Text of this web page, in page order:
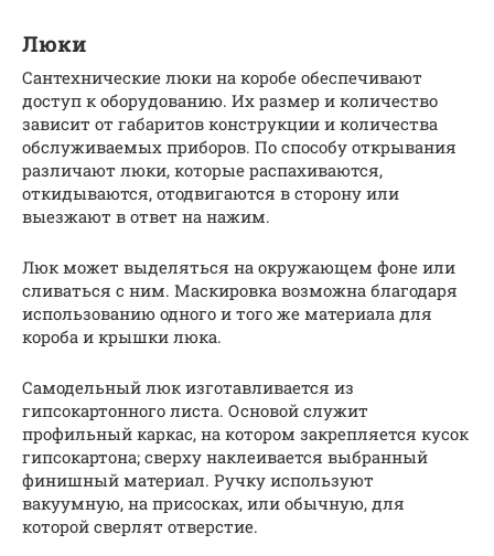
Люки
Сантехнические люки на коробе обеспечивают
доступ к оборудованию. Их размер и количество
зависит от габаритов конструкции и количества
обслуживаемых приборов. По способу открывания
различают люки, которые распахиваются,
откидываются, отодвигаются в сторону или
выезжают в ответ на нажим.
Люк может выделяться на окружающем фоне или
сливаться с ним. Маскировка возможна благодаря
использованию одного и того же материала для
короба и крышки люка.
Самодельный люк изготавливается из
гипсокартонного листа. Основой служит
профильный каркас, на котором закрепляется кусок
гипсокартона; сверху наклеивается выбранный
финишный материал. Ручку используют
вакуумную, на присосках, или обычную, для
которой сверлят отверстие.